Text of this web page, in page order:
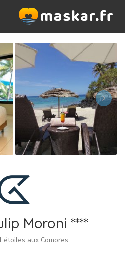
Moroni ****
étoiles aux Comores